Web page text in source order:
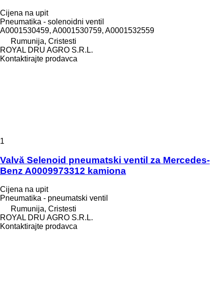
Cijena na upit
Pneumatika - solenoidni ventil
A0001530459, A0001530759, A0001532559
Rumunija, Cristesti
ROYAL DRU AGRO S.R.L.
Kontaktirajte prodavca
1
Valvă Selenoid pneumatski ventil za Mercedes-
Benz A0009973312 kamiona
Cijena na upit
Pneumatika - pneumatski ventil
Rumunija, Cristesti
ROYAL DRU AGRO S.R.L.
Kontaktirajte prodavca